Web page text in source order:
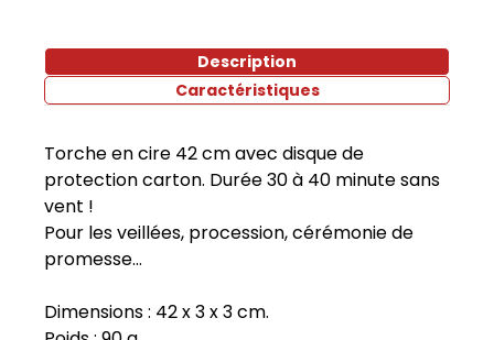
Description
Caractéristiques
Torche en cire 42 cm avec disque de
protection carton. Durée 30 à 40 minute sans
vent !
Pour les veillées, procession, cérémonie de
promesse...
Dimensions : 42 x 3 x 3 cm.